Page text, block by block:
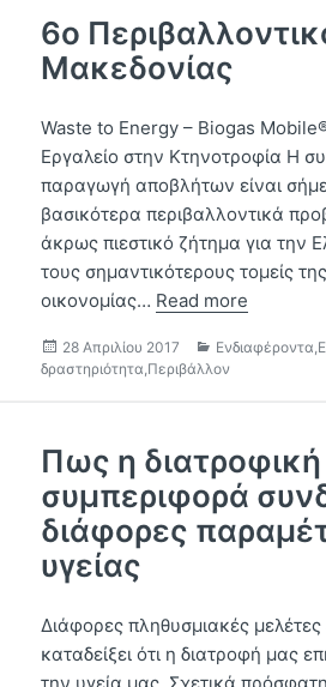
6ο
Μακεδονίας
Waste to Energy – Biogas
Εργαλείο στην Κτηνοτροφία Η
παραγωγή αποβλήτων είναι
βασικότερα περιβαλλοντικά
άκρως πιεστικό ζήτημα για την
τους σημαντικότερους τομείς
οικονομίας… Read more
Δημοσιεύτηκε
την
28 Απριλίου 2017 Κατηγορίες
Ενδιαφέροντα
δραστηριότητα Περιβάλλον
Πως η διατροφική
συμπεριφορά
διάφορες
υγείας
Διάφορες πληθυσμιακές
καταδείξει ότι η διατροφή μας